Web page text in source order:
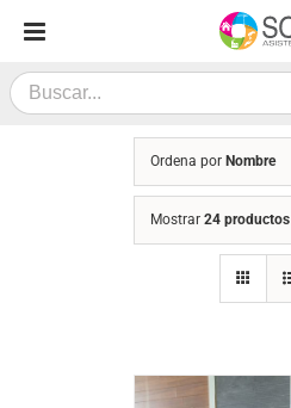
contenido
Search
for:
Ordena por Nombre
Mostrar 24 productos